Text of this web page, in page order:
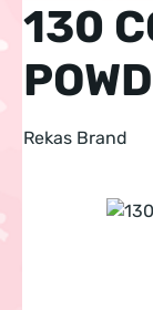
130
Rekas Brand
Bildergalerie